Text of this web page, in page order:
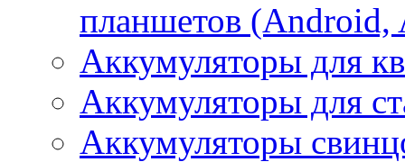
планшетов (Android,
Аккумуляторы для
Аккумуляторы для
Аккумуляторы